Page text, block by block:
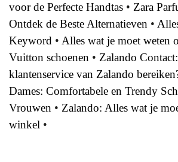
voor de Perfecte Handtas • Zara
Ontdek de Beste Alternatieven •
Keyword • Alles wat je moet weten
Vuitton schoenen • Zalando
klantenservice van Zalando
Dames: Comfortabele en Trendy
Vrouwen • Zalando: Alles wat je
winkel •